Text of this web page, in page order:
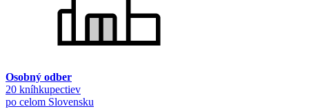
Osobný odber
20 kníhkupectiev
po celom Slovensku